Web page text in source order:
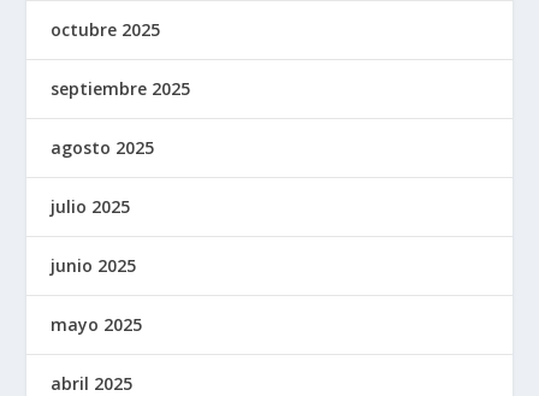
octubre 2025
septiembre 2025
agosto 2025
julio 2025
junio 2025
mayo 2025
abril 2025